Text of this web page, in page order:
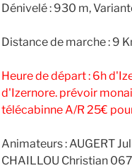
Dénivelé : 930 m,
Distance de marche : 9
Heure de départ : 6h
d'Izernore. prévoir
télécabinne A/R 25€
Animateurs : AUGERT
CHAILLOU Christian